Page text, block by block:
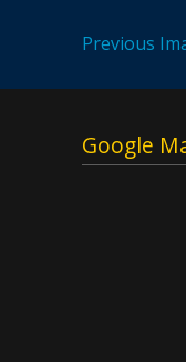
Previous
Google